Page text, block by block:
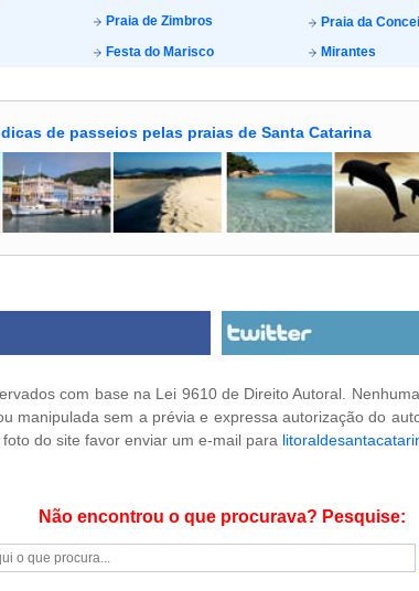
Praia de Zimbros
Praia da
Festa do Marisco Mirantes
dicas de passeios pelas praias de Santa Catarina
com base na Lei 9610 de Direito Autoral.
manipulada sem a prévia e expressa autorização do
do site favor enviar um e-mail para
Não encontrou o que procurava? Pesquise: